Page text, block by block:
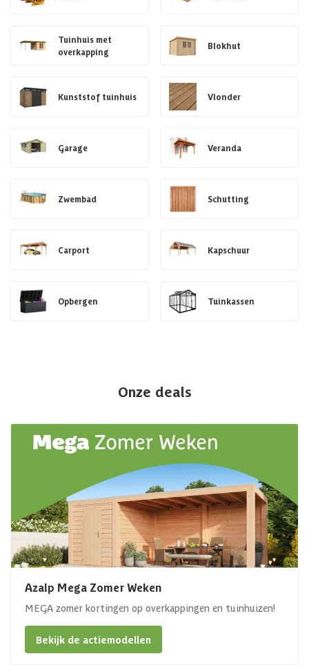
Tuinhuis met
overkapping
Blokhut
Kunststof tuinhuis Vlonder
Garage Veranda
Zwembad Schutting
Carport Kapschuur
Opbergen Tuinkassen
Onze deals
Azalp Mega Zomer Weken
MEGA zomer kortingen op overkappingen en tuinhuizen!
Bekijk de actiemodellen